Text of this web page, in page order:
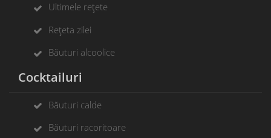
Ultimele rețete
Rețeta zilei
Băuturi alcoolice
Cocktailuri
Băuturi calde
Băuturi racoritoare